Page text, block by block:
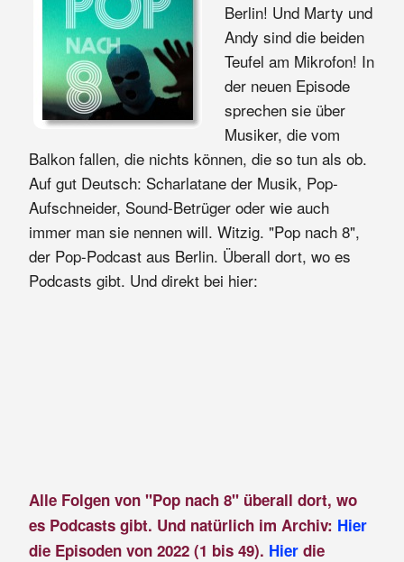
Berlin! Und Marty und
Andy sind die beiden
Teufel am Mikrofon! In
der neuen Episode
sprechen sie über
Musiker, die vom
Balkon fallen, die nichts können, die so tun als ob.
Auf gut Deutsch: Scharlatane der Musik, Pop-
Aufschneider, Sound-Betrüger oder wie auch
immer man sie nennen will. Witzig. "Pop nach 8",
der Pop-Podcast aus Berlin. Überall dort, wo es
Podcasts gibt. Und direkt bei hier:
Alle Folgen von "Pop nach 8" überall dort, wo
es Podcasts gibt. Und natürlich im Archiv: Hier
die Episoden von 2022 (1 bis 49). Hierdie